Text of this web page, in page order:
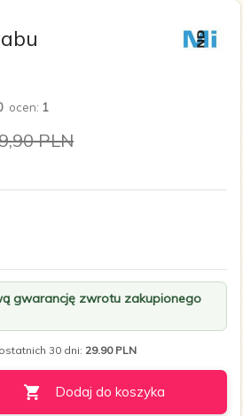
ocen: 1
PLN
gwarancję zwrotu zakupionego
30 dni: 29.90 PLN
Dodaj do koszyka